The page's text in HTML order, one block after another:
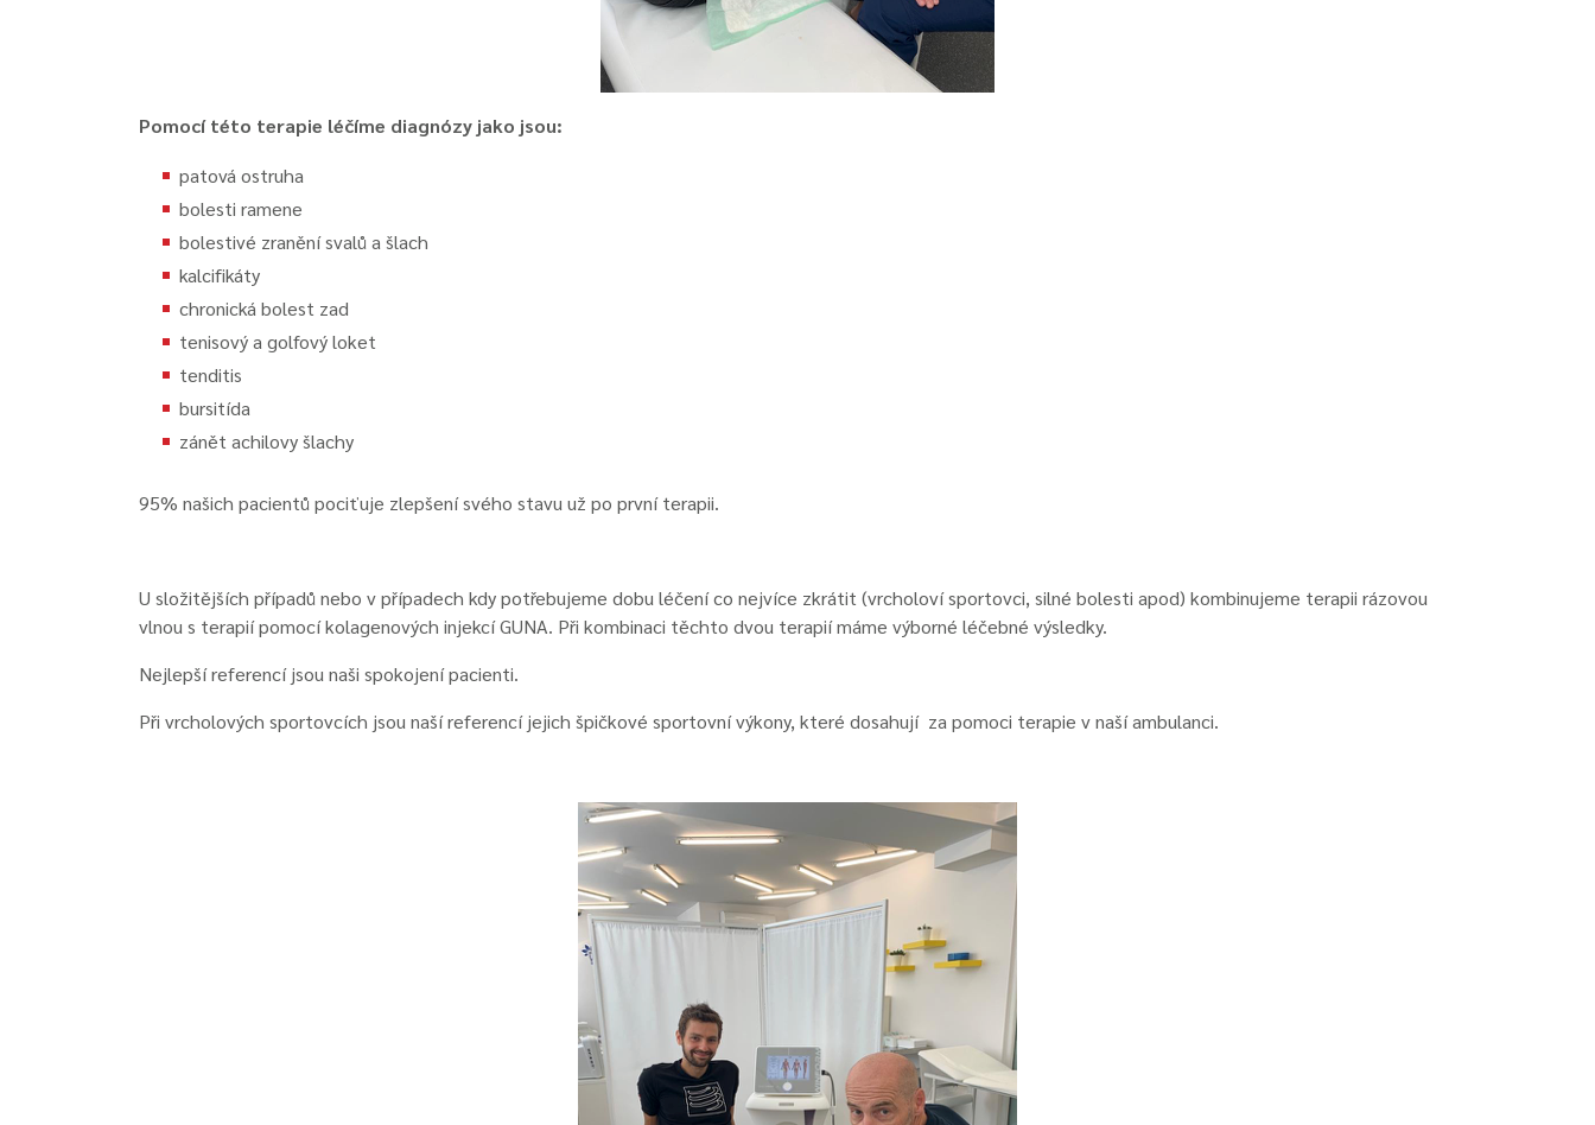
Pomocí této terapie léčíme diagnózy jako jsou:
patová ostruha
bolesti ramene
bolestivé zranění svalů a šlach
kalcifikáty
chronická bolest zad
tenisový a golfový loket
tenditis
bursitída
zánět achilovy šlachy
95% našich pacientů pociťuje zlepšení svého stavu už po první terapii.
U složitějších případů nebo v případech kdy potřebujeme dobu léčení co nejvíce zkrátit (vrcholoví sportovci, silné bolesti apod) kombinujeme terapii rázovou
vlnou s terapií pomocí kolagenových injekcí GUNA. Při kombinaci těchto dvou terapií máme výborné léčebné výsledky.
Nejlepší referencí jsou naši spokojení pacienti.
Při vrcholových sportovcích jsou naší referencí jejich špičkové sportovní výkony, které dosahují za pomoci terapie v naší ambulanci.